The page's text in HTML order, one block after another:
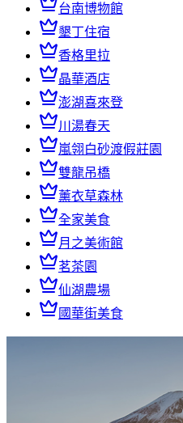
台南博物館
墾丁住宿
香格里拉
晶華酒店
澎湖喜來登
川湯春天
嵐翎白砂渡假莊園
雙龍吊橋
薰衣草森林
全家美食
月之美術館
茗茶園
仙湖農場
國華街美食